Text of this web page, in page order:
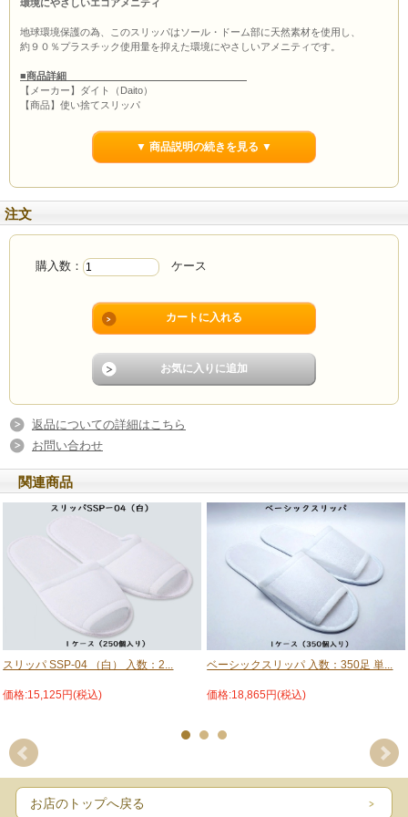
環境にやさしいエコアメニティ
地球環境保護の為、このスリッパはソール・ドーム部に天然素材を使用し、
約９０％プラスチック使用量を抑えた環境にやさしいアメニティです。
■商品詳細
【メーカー】ダイト（Daito）
【商品】使い捨てスリッパ
【仕様】アウトソール（麦わら１００％）、脚の甲部・インソール（麻）
【寸法】全長：27cm
▼ 商品説明の続きを見る ▼
注文
購入数： ケース
返品についての詳細はこちら
お問い合わせ
関連商品
スリッパ SSP-04 （白） 入数：2...
価格:15,125円(税込)
ベーシックスリッパ 入数：350足 単...
価格:18,865円(税込)
お店のトップへ戻る